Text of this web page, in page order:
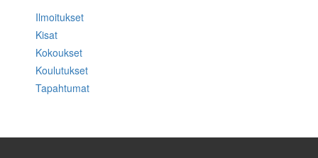
Ilmoitukset
Kisat
Kokoukset
Koulutukset
Tapahtumat